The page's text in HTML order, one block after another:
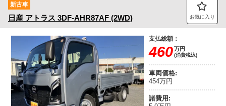
新古車
日産 アトラス 3DF-AHR87AF (2WD) お気に入り
支払総額：
460万円
(消費税込)
車両価格:
454万円
諸費用: